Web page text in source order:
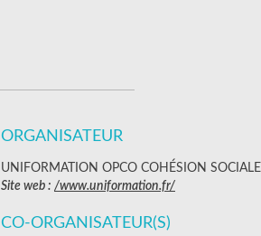
ORGANISATEUR
UNIFORMATION OPCO COHÉSION SOCIALE
Site web : /www.uniformation.fr/
CO-ORGANISATEUR(S)